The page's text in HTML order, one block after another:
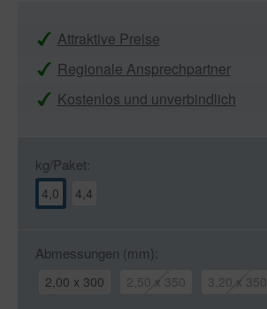
Attraktive Preise
Regionale Ansprechpartner
Kostenlos und unverbindlich
kg/Paket:
4,0 4,4
Abmessungen (mm):
2,00 x 300 2,50 x 350 3,20 x 350